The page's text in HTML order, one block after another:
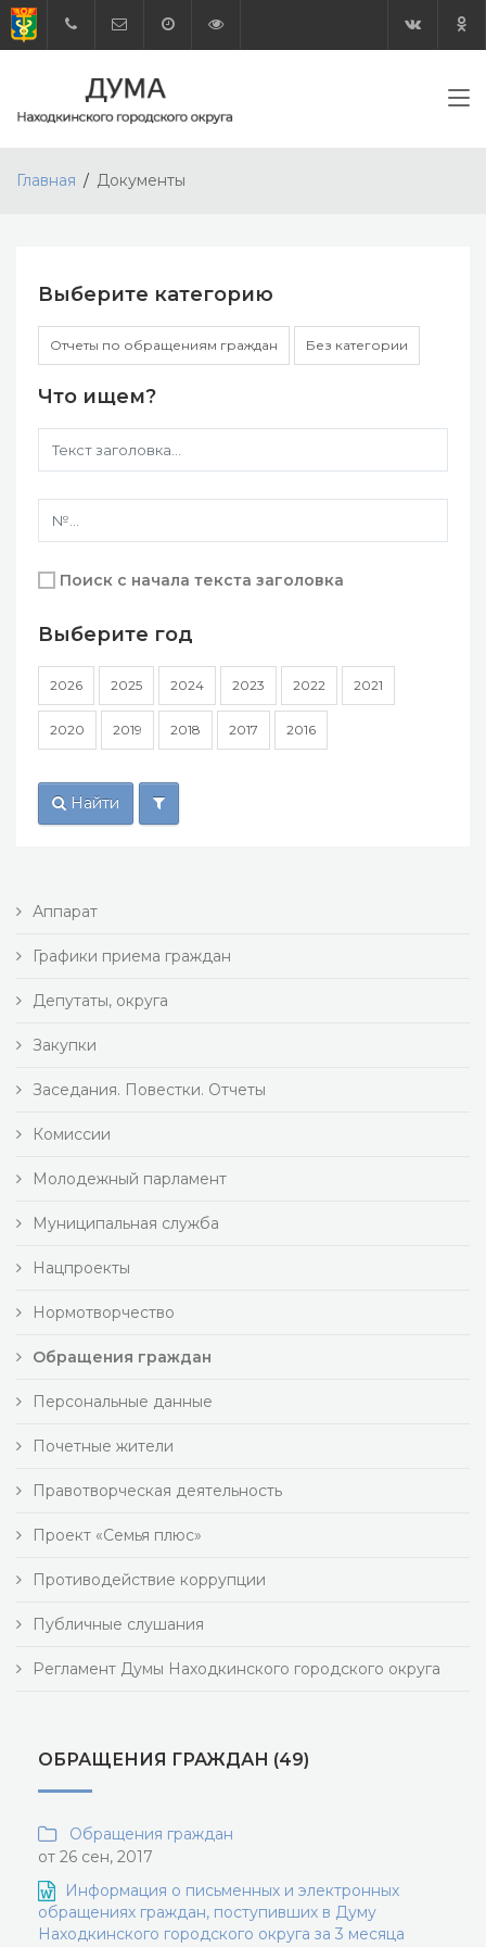
Главная Документы
Выберите категорию
Отчеты по обращениям граждан Без категории
Что ищем?
Поиск с начала текста заголовка
Выберите год
2026 2025 2024 2023 2022 2021
2020 2019 2018 2017 2016
Найти
Аппарат
Графики приема граждан
Депутаты, округа
Закупки
Заседания. Повестки. Отчеты
Комиссии
Молодежный парламент
Муниципальная служба
Нацпроекты
Нормотворчество
Обращения граждан
Персональные данные
Почетные жители
Правотворческая деятельность
Проект «Семья плюс»
Противодействие коррупции
Публичные слушания
Регламент Думы Находкинского городского округа
ОБРАЩЕНИЯ ГРАЖДАН (49)
Обращения граждан
от 26 сен, 2017
Информация о письменных и электронных
обращениях граждан, поступивших в Думу
Находкинского городского округа за 3 месяца